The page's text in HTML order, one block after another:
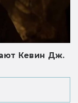
Кевин Дж.